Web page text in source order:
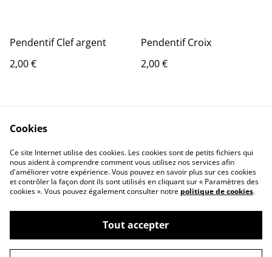
Pendentif Clef argent
2,00 €
Pendentif Croix
2,00 €
Contact Us
Legal Terms
Privacy Policy
Cookie Policy
©2026Marie Charlotte Jeanjean
Cookies
Ce site Internet utilise des cookies. Les cookies sont de petits fichiers qui
nous aident à comprendre comment vous utilisez nos services afin
d'améliorer votre expérience. Vous pouvez en savoir plus sur ces cookies
et contrôler la façon dont ils sont utilisés en cliquant sur « Paramètres des
cookies ». Vous pouvez également consulter notre politique de cookies.
Tout accepter